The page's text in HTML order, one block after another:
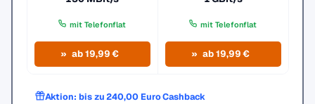
mit Telefonflat
ab 19,99 €
mit Telefonflat
ab 19,99 €
Aktion: bis zu 240,00 Euro Cashback